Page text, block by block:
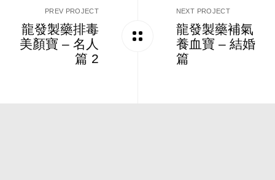
PREV PROJECT
龍發製藥排毒
美顏寶 – 名人
篇 2
NEXT PROJECT
龍發製藥補氣
養血寶 – 結婚
篇